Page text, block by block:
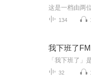
134
我下班了FM
32